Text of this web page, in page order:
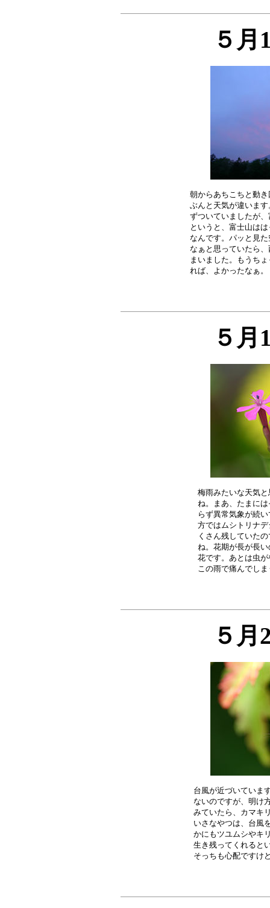
５月
朝からあちこちと動
ぶんと天気が違いま
ずついていましたが
というと、富士山は
なんです。パッと見
なぁと思っていたら
まいました。もうち
５月
梅雨みたいな天気
ね。まあ、たまに
らず異常気象が続
方ではムシトリナ
くさん残していた
ね。花期が長が長
花です。あとは虫
５月
台風が近づいていま
ないのですが、明け
みていたら、カマキ
いさなやつは、台風
かにもツユムシやキ
生き残ってくれると